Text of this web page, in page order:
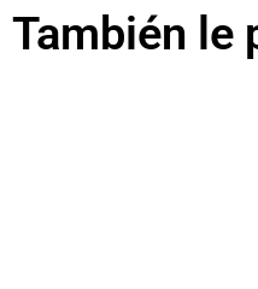
También le